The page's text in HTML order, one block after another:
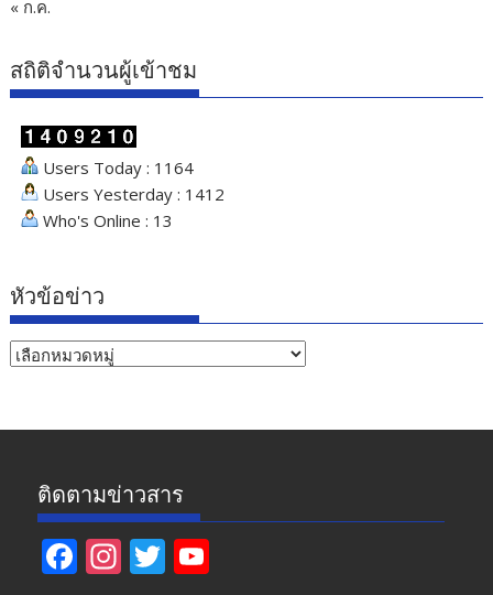
« ก.ค.
สถิติจำนวนผู้เข้าชม
Users Today : 1164
Users Yesterday : 1412
Who's Online : 13
หัวข้อข่าว
หัวข้อ
ติดตามข่าวสาร
F In T